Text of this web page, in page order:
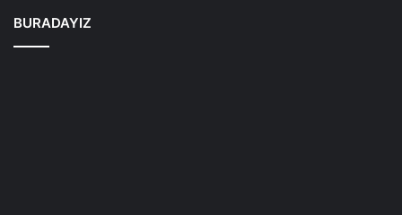
BURADAYIZ